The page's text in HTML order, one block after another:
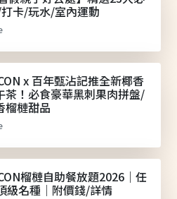
卡/玩水/室內運動
x 百年甄沾記推全新椰香
茶！必食豪華黑刺果肉拼盤/
榴槤甜品
榴槤自助餐放題2026｜任
級名種｜附價錢/詳情